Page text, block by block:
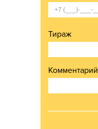
Тираж
Комментарий